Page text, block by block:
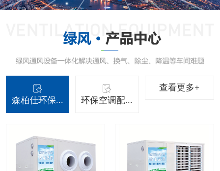
森柏仕环保... 环保空调配...
查看更多+